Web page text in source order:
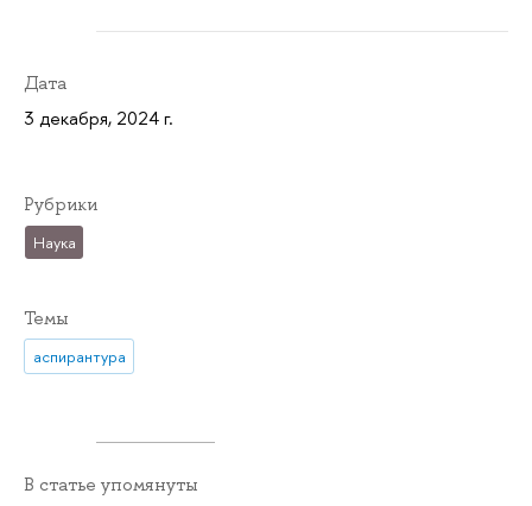
Дата
3 декабря, 2024 г.
Рубрики
Наука
Темы
аспирантура
В статье упомянуты